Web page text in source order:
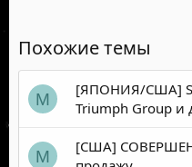
Похожие темы
M
[ЯПОНИЯ/США]
Triumph Group и
M
[США]